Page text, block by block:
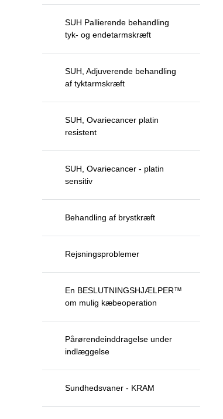
SUH Pallierende behandling
tyk- og endetarmskræft
SUH, Adjuverende behandling
af tyktarmskræft
SUH, Ovariecancer platin
resistent
SUH, Ovariecancer - platin
sensitiv
Behandling af brystkræft
Rejsningsproblemer
En BESLUTNINGSHJÆLPER™
om mulig kæbeoperation
Pårørendeinddragelse under
indlæggelse
Sundhedsvaner - KRAM